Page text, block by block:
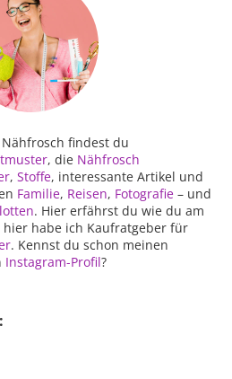
findest du
, die Nähfrosch
, Stoffe, interessante Artikel und
Familie, Reisen, Fotografie – und
. Hier erfährst du wie du am
hier habe ich Kaufratgeber für
. Kennst du schon meinen
Instagram-Profil?